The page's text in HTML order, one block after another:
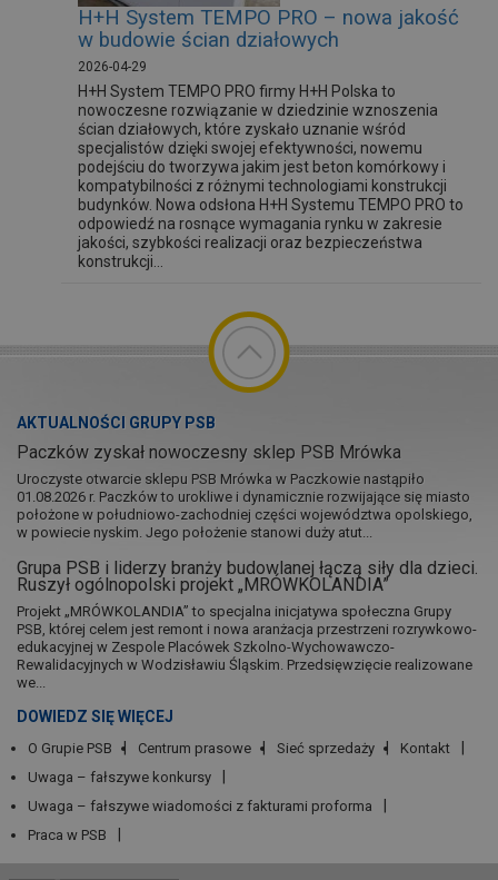
H+H System TEMPO PRO – nowa jakość
w budowie ścian działowych
2026-04-29
H+H System TEMPO PRO firmy H+H Polska to
nowoczesne rozwiązanie w dziedzinie wznoszenia
ścian działowych, które zyskało uznanie wśród
specjalistów dzięki swojej efektywności, nowemu
podejściu do tworzywa jakim jest beton komórkowy i
kompatybilności z różnymi technologiami konstrukcji
budynków. Nowa odsłona H+H Systemu TEMPO PRO to
odpowiedź na rosnące wymagania rynku w zakresie
jakości, szybkości realizacji oraz bezpieczeństwa
konstrukcji...
AKTUALNOŚCI GRUPY PSB
Paczków zyskał nowoczesny sklep PSB Mrówka
Uroczyste otwarcie sklepu PSB Mrówka w Paczkowie nastąpiło
01.08.2026 r. Paczków to urokliwe i dynamicznie rozwijające się miasto
położone w południowo-zachodniej części województwa opolskiego,
w powiecie nyskim. Jego położenie stanowi duży atut...
Grupa PSB i liderzy branży budowlanej łączą siły dla dzieci.
Ruszył ogólnopolski projekt „MRÓWKOLANDIA”
Projekt „MRÓWKOLANDIA” to specjalna inicjatywa społeczna Grupy
PSB, której celem jest remont i nowa aranżacja przestrzeni rozrywkowo-
edukacyjnej w Zespole Placówek Szkolno-Wychowawczo-
Rewalidacyjnych w Wodzisławiu Śląskim. Przedsięwzięcie realizowane
we...
DOWIEDZ SIĘ WIĘCEJ
O Grupie PSB Centrum prasowe Sieć sprzedaży
Kontakt
Uwaga – fałszywe konkursy
Uwaga – fałszywe wiadomości z fakturami proforma
Praca w PSB